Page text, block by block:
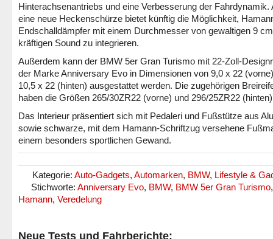
Hinterachsenantriebs und eine Verbesserung der Fahrdynamik.
eine neue Heckenschürze bietet künftig die Möglichkeit,
Endschalldämpfer mit einem Durchmesser von gewaltigen 9
kräftigen Sound zu integrieren.
Außerdem kann der BMW 5er Gran Turismo mit 22-Zoll-
der Marke Anniversary Evo in Dimensionen von 9,0 x 22
10,5 x 22 (hinten) ausgestattet werden. Die zugehörigen
haben die Größen 265/30ZR22 (vorne) und 296/25ZR22
Das Interieur präsentiert sich mit Pedaleri und Fußstütze aus
sowie schwarze, mit dem Hamann-Schriftzug versehene
einem besonders sportlichen Gewand.
Kategorie: Auto-Gadgets, Automarken, BMW, Lifestyle &
Stichworte: Anniversary Evo, BMW, BMW 5er Gran Turismo,
Hamann, Veredelung
Neue Tests und Fahrberichte: